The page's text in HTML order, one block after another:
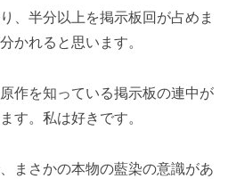
、半分以上を掲示板回が占めま
かれると思います。
作を知っている掲示板の連中が
す。私は好きです。
まさかの本物の藍染の意識があ